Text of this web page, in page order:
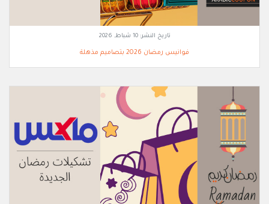
تاريخ النشر:10 شباط, 2026
فوانيس رمضان 2026 بتصاميم مذهلة